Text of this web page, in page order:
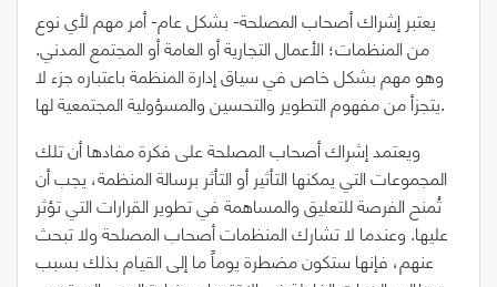
يعتبر إشراك أصحاب المصلحة- بشكل عام- أمر مهم لأي نوع
من المنظمات؛ الأعمال التجارية أو العامة أو المجتمع المدني.
وهو مهم بشكل خاص في سياق إدارة المنظمة باعتباره جزء لا
يتجزأ من مفهوم التطوير والتحسين والمسؤولية المجتمعية لها.
ويعتمد إشراك أصحاب المصلحة على فكرة مفادها أن تلك
المجموعات التي يمكنها التأثير أو التأثر برسالة المنظمة، يجب أن
تُمنح الفرصة للتعليق والمساهمة في تطوير القرارات التي تؤثر
عليها. وعندما لا تشارك المنظمات أصحاب المصلحة ولا تبحث
عنهم، فإنها ستكون مضطرة يوماً ما إلى القيام بذلك بسبب